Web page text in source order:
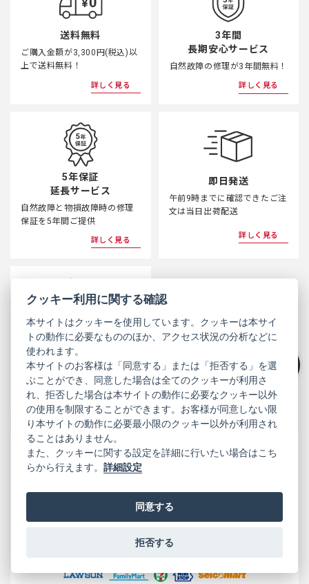
絞り込み
送料無料
ご購入金額が3,300円(税込)以
上で送料無料！
詳しく見る
3年間
長期安心サービス
自然故障の修理が3年間無料！
詳しく見る
5年保証
延長サービス
自然故障と物損故障時の修理
保証を5年間ご提供
詳しく見る
即日発送
午前9時までに確認できたご注
文は当日出荷配送
詳しく見る
ファミリークラブ
ポイントアップ
ファミリークラブ PREMIUM
MEMBERはポイントアップ
詳しく見る
ご都合に合わせて選べる
豊富なお支払い方法
クレジットカード
クッキー利用に関する確認
本サイトはクッキーを使用しています。クッキーは本サイ
トの動作に必要なもののほか、アクセス状況の分析などに
使われます。
本サイトのお客様は「同意する」または「拒否する」を選
ぶことができ、同意した場合は全てのクッキーが利用さ
れ、拒否した場合は本サイトの動作に必要なクッキー以外
の使用を制限することができます。お客様が同意しない限
り本サイトの動作に必要最小限のクッキー以外が利用され
ることはありません。
また、クッキーに関する設定を詳細に行いたい場合はこち
らから行えます。詳細設定
同意する
拒否する